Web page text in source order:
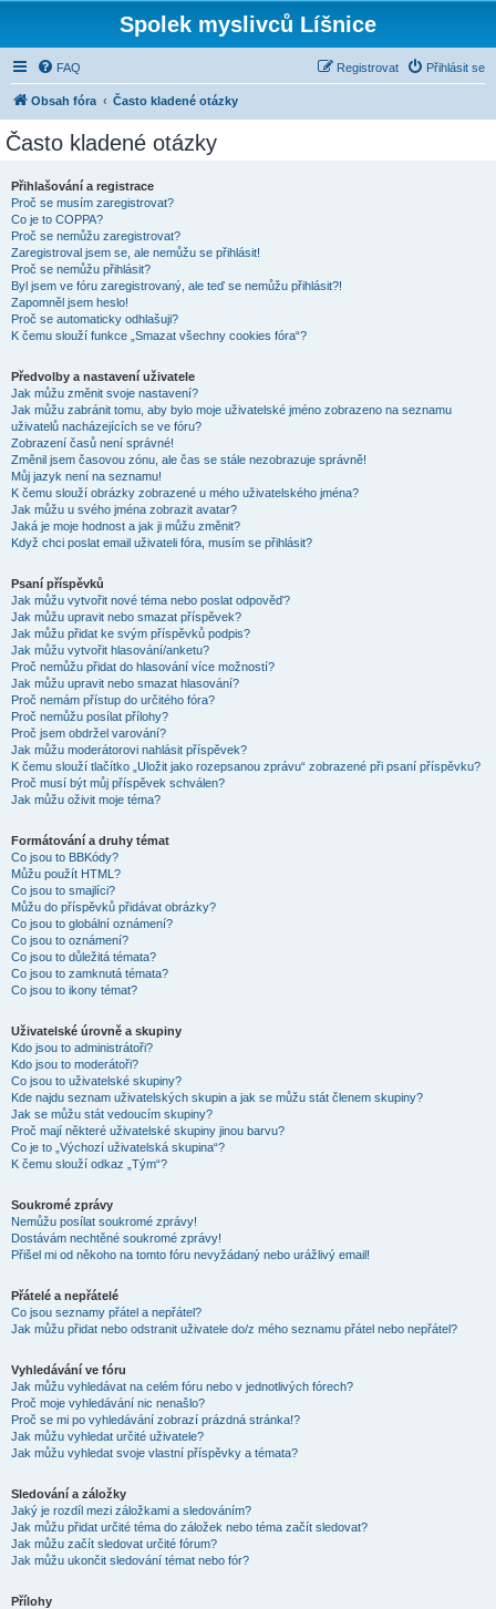
Spolek myslivců Líšnice
FAQ Přihlásit se
Registrovat
Obsah fóra Často kladené otázky
Často kladené otázky
Přihlašování a registrace
Proč se musím zaregistrovat?
Co je to COPPA?
Proč se nemůžu zaregistrovat?
Zaregistroval jsem se, ale nemůžu se přihlásit!
Proč se nemůžu přihlásit?
Byl jsem ve fóru zaregistrovaný, ale teď se nemůžu přihlásit?!
Zapomněl jsem heslo!
Proč se automaticky odhlašuji?
K čemu slouží funkce „Smazat všechny cookies fóra“?
Předvolby a nastavení uživatele
Jak můžu změnit svoje nastavení?
Jak můžu zabránit tomu, aby bylo moje uživatelské jméno zobrazeno na seznamu
uživatelů nacházejících se ve fóru?
Zobrazení časů není správné!
Změnil jsem časovou zónu, ale čas se stále nezobrazuje správně!
Můj jazyk není na seznamu!
K čemu slouží obrázky zobrazené u mého uživatelského jména?
Jak můžu u svého jména zobrazit avatar?
Jaká je moje hodnost a jak ji můžu změnit?
Když chci poslat email uživateli fóra, musím se přihlásit?
Psaní příspěvků
Jak můžu vytvořit nové téma nebo poslat odpověď?
Jak můžu upravit nebo smazat příspěvek?
Jak můžu přidat ke svým příspěvků podpis?
Jak můžu vytvořit hlasování/anketu?
Proč nemůžu přidat do hlasování více možností?
Jak můžu upravit nebo smazat hlasování?
Proč nemám přístup do určitého fóra?
Proč nemůžu posílat přílohy?
Proč jsem obdržel varování?
Jak můžu moderátorovi nahlásit příspěvek?
K čemu slouží tlačítko „Uložit jako rozepsanou zprávu“ zobrazené při psaní příspěvku?
Proč musí být můj příspěvek schválen?
Jak můžu oživit moje téma?
Formátování a druhy témat
Co jsou to BBKódy?
Můžu použít HTML?
Co jsou to smajlíci?
Můžu do příspěvků přidávat obrázky?
Co jsou to globální oznámení?
Co jsou to oznámení?
Co jsou to důležitá témata?
Co jsou to zamknutá témata?
Co jsou to ikony témat?
Uživatelské úrovně a skupiny
Kdo jsou to administrátoři?
Kdo jsou to moderátoři?
Co jsou to uživatelské skupiny?
Kde najdu seznam uživatelských skupin a jak se můžu stát členem skupiny?
Jak se můžu stát vedoucím skupiny?
Proč mají některé uživatelské skupiny jinou barvu?
Co je to „Výchozí uživatelská skupina“?
K čemu slouží odkaz „Tým“?
Soukromé zprávy
Nemůžu posílat soukromé zprávy!
Dostávám nechtěné soukromé zprávy!
Přišel mi od někoho na tomto fóru nevyžádaný nebo urážlivý email!
Přátelé a nepřátelé
Co jsou seznamy přátel a nepřátel?
Jak můžu přidat nebo odstranit uživatele do/z mého seznamu přátel nebo nepřátel?
Vyhledávání ve fóru
Jak můžu vyhledávat na celém fóru nebo v jednotlivých fórech?
Proč moje vyhledávání nic nenašlo?
Proč se mi po vyhledávání zobrazí prázdná stránka!?
Jak můžu vyhledat určité uživatele?
Jak můžu vyhledat svoje vlastní příspěvky a témata?
Sledování a záložky
Jaký je rozdíl mezi záložkami a sledováním?
Jak můžu přidat určité téma do záložek nebo téma začít sledovat?
Jak můžu začít sledovat určité fórum?
Jak můžu ukončit sledování témat nebo fór?
Přílohy